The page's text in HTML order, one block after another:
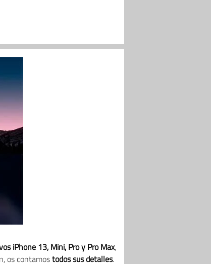
iPhone 13, Mini, Pro y Pro Max,
os contamostodos sus detalles.